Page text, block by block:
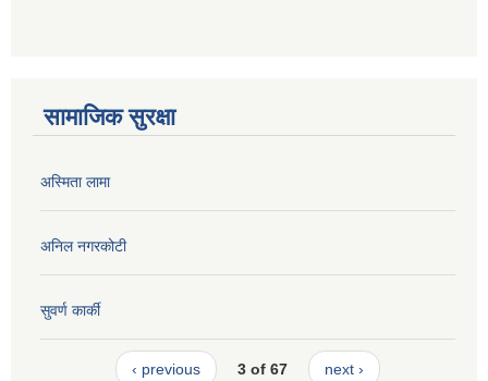
सामाजिक सुरक्षा
अस्मिता लामा
अनिल नगरकोटी
सुवर्ण कार्की
‹ previous 3 of 67 next ›